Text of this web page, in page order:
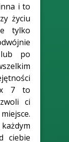
i to
życiu
tylko
po
7 to
ci
ciebie